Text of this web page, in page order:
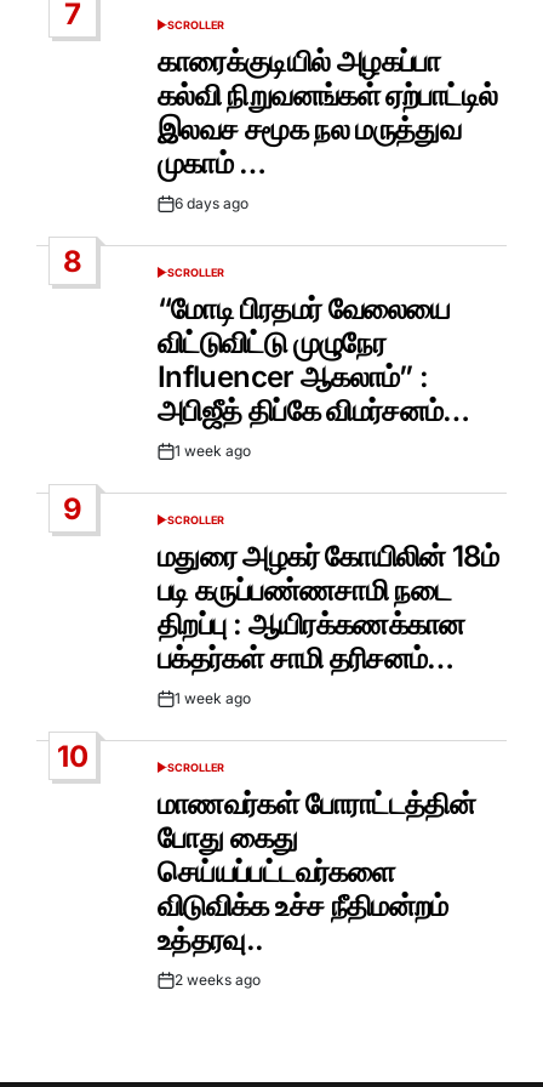
7
POSTED
SCROLLER
காரைக்குடியில் அழகப்பா
கல்வி நிறுவனங்கள் ஏற்பாட்டில்
இலவச சமூக நல மருத்துவ
முகாம் …
Post6 days ago
8
POSTED
SCROLLER
“மோடி பிரதமர் வேலையை
விட்டுவிட்டு முழுநேர
Influencer ஆகலாம்” :
அபிஜீத் திப்கே விமர்சனம்…
Post1 week ago
9
POSTED
SCROLLER
மதுரை அழகர் கோயிலின் 18ம்
படி கருப்பண்ணசாமி நடை
திறப்பு : ஆயிரக்கணக்கான
பக்தர்கள் சாமி தரிசனம்…
Post1 week ago
10
POSTED
SCROLLER
மாணவர்கள் போராட்டத்தின்
போது கைது
செய்யப்பட்டவர்களை
விடுவிக்க உச்ச நீதிமன்றம்
உத்தரவு..
Post2 weeks ago